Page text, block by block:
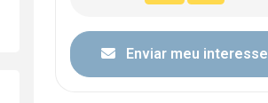
Enviar meu interesse